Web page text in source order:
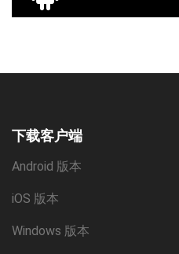
下载客户端
Android 版本
iOS 版本
Windows 版本